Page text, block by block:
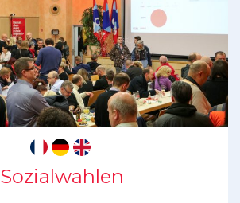
Sozialwahlen